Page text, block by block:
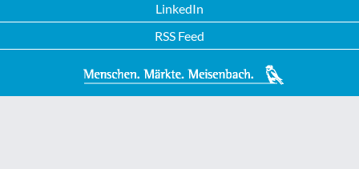
LinkedIn
RSS Feed